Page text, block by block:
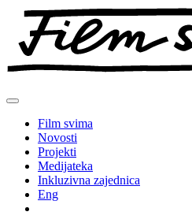
Preskoči
sadržaj
Film svima
Novosti
Projekti
Medijateka
Inkluzivna zajednica
Eng